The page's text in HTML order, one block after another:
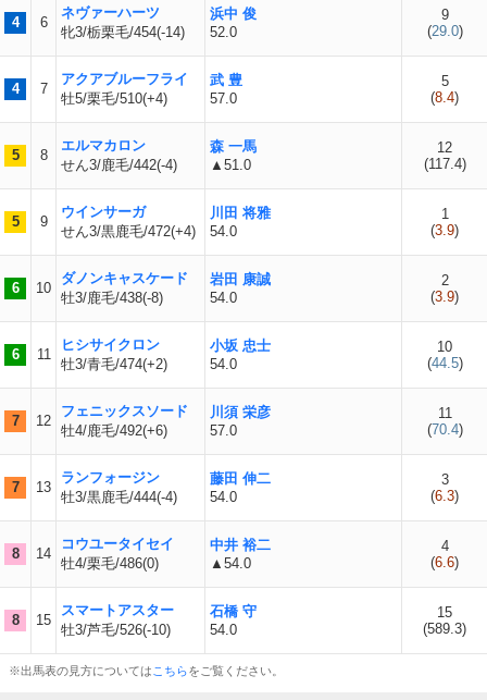
4 6
ネヴァーハーツ
牝3/栃栗毛/454(-14)
浜中 俊
52.0
9
(29.0)
4 7
アクアブルーフライ
牡5/栗毛/510(+4)
武 豊
57.0
5
(8.4)
5 8
エルマカロン
せん3/鹿毛/442(-4)
森 一馬
▲51.0
12
(117.4)
5 9
ウインサーガ
せん3/黒鹿毛/472(+4)
川田 将雅
54.0
1
(3.9)
6 10
ダノンキャスケード
牡3/鹿毛/438(-8)
岩田 康誠
54.0
2
(3.9)
6 11
ヒシサイクロン
牡3/青毛/474(+2)
小坂 忠士
54.0
10
(44.5)
7 12
フェニックスソード
牡4/鹿毛/492(+6)
川須 栄彦
57.0
11
(70.4)
7 13
ランフォージン
牡3/黒鹿毛/444(-4)
藤田 伸二
54.0
3
(6.3)
8 14
コウユータイセイ
牡4/栗毛/486(0)
中井 裕二
▲54.0
4
(6.6)
8 15
スマートアスター
牡3/芦毛/526(-10)
石橋 守
54.0
15
(589.3)
※出馬表の見方については こちらをご覧ください。